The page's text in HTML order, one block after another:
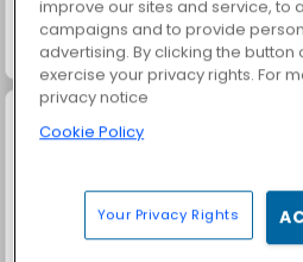
Scala 40
improve our sites and service, to
campaigns and to provide
advertising. By clicking the button
exercise your privacy rights. For
privacy notice
Cookie Policy
Your Privacy Rights